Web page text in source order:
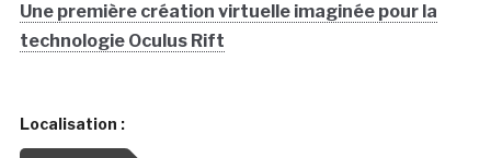
Une première création virtuelle imaginée pour la
technologie Oculus Rift
Localisation :